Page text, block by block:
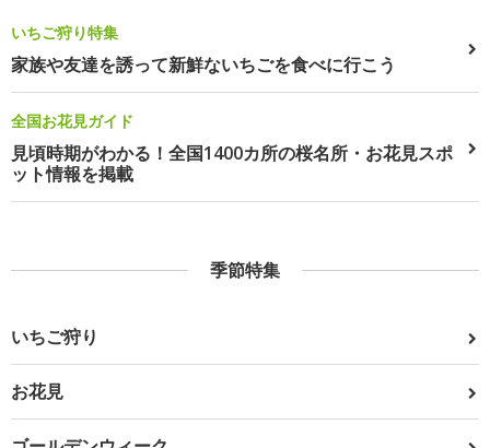
いちご狩り特集
家族や友達を誘って新鮮ないちごを食べに行こう
全国お花見ガイド
見頃時期がわかる！全国1400カ所の桜名所・お花見スポ
ット情報を掲載
季節特集
いちご狩り
お花見